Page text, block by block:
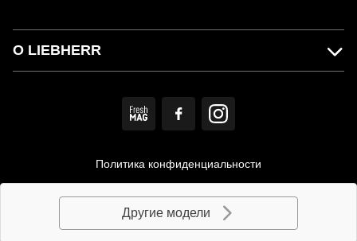
Другие модели
О LIEBHERR
© MIRS. Официальный дистрибьютор LIEBHERR в Украине
Политика конфиденциальности